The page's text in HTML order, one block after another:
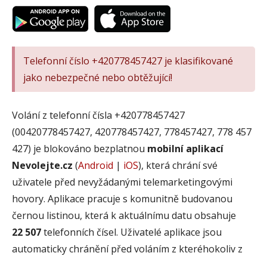
Telefonní číslo +420778457427 je klasifikované
jako nebezpečné nebo obtěžující!
Volání z telefonní čísla +420778457427
(00420778457427, 420778457427, 778457427, 778 457
427) je blokováno bezplatnou mobilní aplikací
Nevolejte.cz (Android | iOS), která chrání své
uživatele před nevyžádanými telemarketingovými
hovory. Aplikace pracuje s komunitně budovanou
černou listinou, která k aktuálnímu datu obsahuje
22 507telefonních čísel. Uživatelé aplikace jsou
automaticky chránění před voláním z kteréhokoliv z